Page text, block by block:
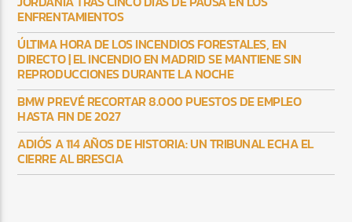
ENFRENTAMIENTOS
ÚLTIMA HORA DE LOS INCENDIOS FORESTALES, EN
DIRECTO | EL INCENDIO EN MADRID SE MANTIENE SIN
REPRODUCCIONES DURANTE LA NOCHE
BMW PREVÉ RECORTAR 8.000 PUESTOS DE EMPLEO
HASTA FIN DE 2027
ADIÓS A 114 AÑOS DE HISTORIA: UN TRIBUNAL ECHA EL
CIERRE AL BRESCIA